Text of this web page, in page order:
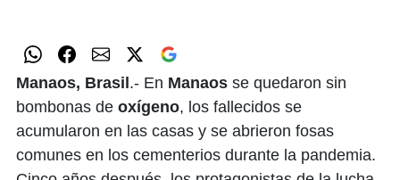
Manaos, Brasil .- En Manaos se quedaron sin
bombonas de oxígeno, los fallecidos se
acumularon en las casas y se abrieron fosas
comunes en los cementerios durante la pandemia.